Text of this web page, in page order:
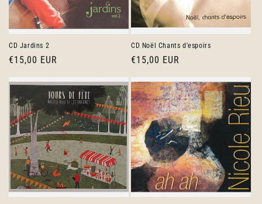
CD Jardins 2
Prix
€15,00 EUR
CD Noël Chants d'espoirs
Prix
€15,00 EUR